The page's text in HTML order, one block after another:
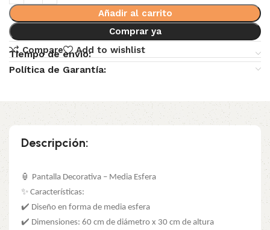
Añadir al carrito
Comprar ya
Compare
Add to wishlist
Tiempo de envio:
Política de Garantía:
Descripción:
🏮 Pantalla Decorativa – Media Esfera
✨ Características:
✔️ Diseño en forma de media esfera
✔️ Dimensiones: 60 cm de diámetro x 30 cm de altura